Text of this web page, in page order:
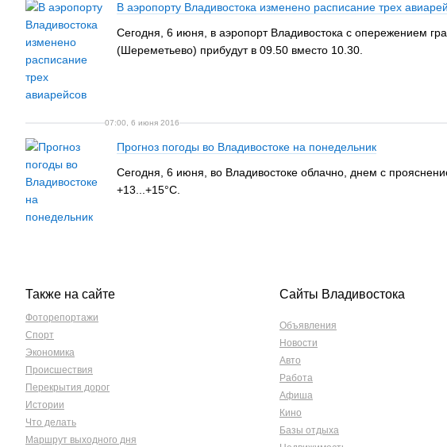
В аэропорту Владивостока изменено расписание трех
Сегодня, 6 июня, в аэропорт Владивостока с опережением
(Шереметьево) прибудут в 09.50 вместо 10.30.
07:00, 6 июня 2016
Прогноз погоды во Владивостоке на понедельник
Сегодня, 6 июня, во Владивостоке облачно, днем с
+13...+15°C.
Также на сайте
Фоторепортажи
Спорт
Экономика
Происшествия
Перекрытия дорог
Истории
Что делать
Маршрут выходного дня
Сайты Владивостока
Объявления
Новости
Авто
Работа
Афиша
Кино
Базы отдыха